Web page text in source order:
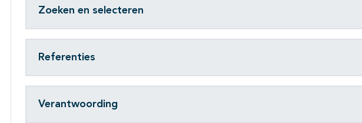
Zoeken en selecteren
Referenties
Verantwoording